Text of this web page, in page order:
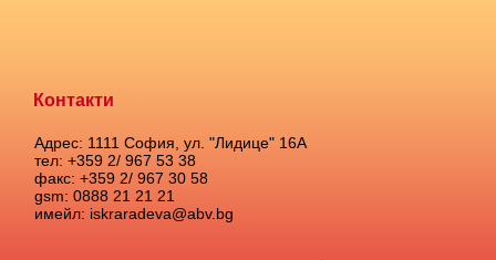
Контакти
Адрес: 1111 София, ул. "Лидице" 16А
тел: +359 2/ 967 53 38
факс: +359 2/ 967 30 58
gsm: 0888 21 21 21
имейл: iskraradeva@abv.bg